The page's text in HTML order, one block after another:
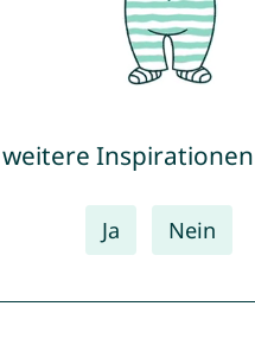
weitere
Ja Nein